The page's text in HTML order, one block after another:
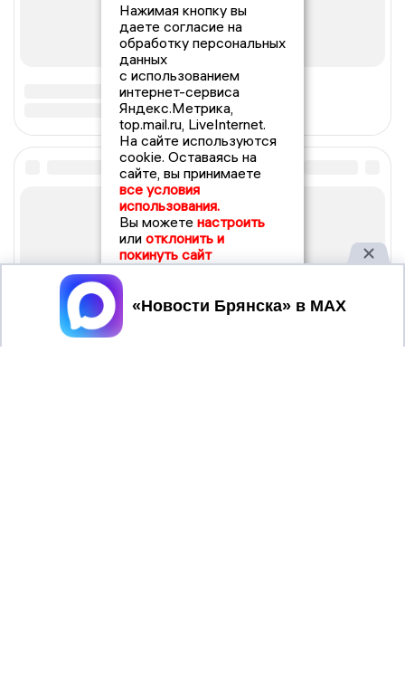
Нажимая кнопку вы
даете согласие на
обработку персональных
данных
с использованием
интернет-сервиса
Яндекс.Метрика,
top.mail.ru, LiveInternet.
На сайте используются
cookie. Оставаясь на
сайте, вы принимаете
все условия
использования.
Вы можете настроить
или отклонить и
покинуть сайт
Принять